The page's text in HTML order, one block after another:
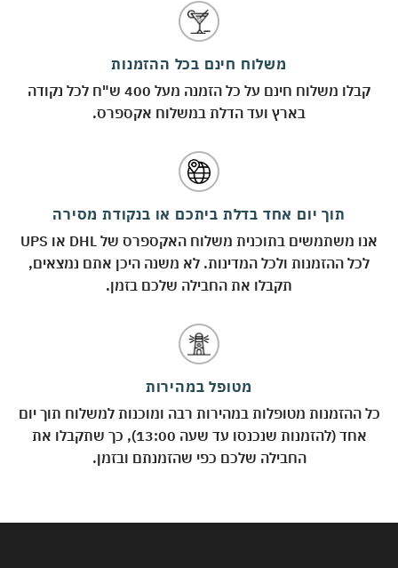
משלוח חינם בכל ההזמנות
קבלו משלוח חינם על כל הזמנה מעל 400 ש"ח לכל נקודה
בארץ ועד הדלת במשלוח אקספרס.
תוך יום אחד בדלת ביתכם או בנקודת מסירה
אנו משתמשים בתוכנית משלוח האקספרס של DHL או UPS
לכל ההזמנות ולכל המדינות. לא משנה היכן אתם נמצאים,
תקבלו את החבילה שלכם בזמן.
מטופל במהירות
כל ההזמנות מטופלות במהירות רבה ומוכנות למשלוח תוך יום
אחד (להזמנות שנכנסו עד שעה 13:00), כך שתקבלו את
החבילה שלכם כפי שהזמנתם ובזמן.